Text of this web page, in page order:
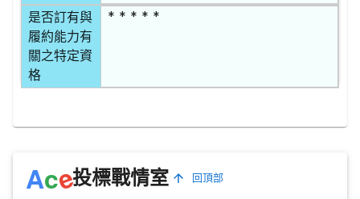
是否訂有與
履約能力有
關之特定資
格
* * * * *
Ace投標戰情室 回頂部